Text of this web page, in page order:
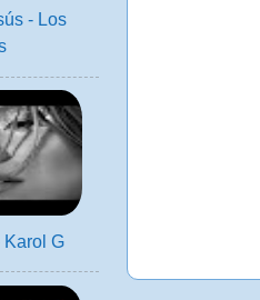
- Los
Karol G